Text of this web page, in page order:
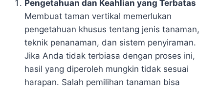
Pengetahuan dan Keahlian yang Terbatas
Membuat taman vertikal memerlukan
pengetahuan khusus tentang jenis tanaman,
teknik penanaman, dan sistem penyiraman.
Jika Anda tidak terbiasa dengan proses ini,
hasil yang diperoleh mungkin tidak sesuai
harapan. Salah pemilihan tanaman bisa